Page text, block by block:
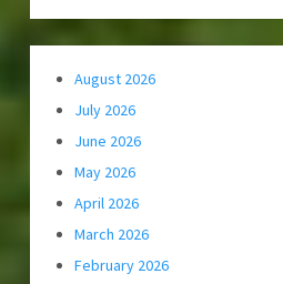
August 2026
July 2026
June 2026
May 2026
April 2026
March 2026
February 2026